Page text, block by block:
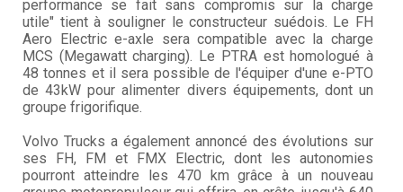
performance se fait sans compromis sur la charge
utile" tient à souligner le constructeur suédois. Le FH
Aero Electric e-axle sera compatible avec la charge
MCS (Megawatt charging). Le PTRA est homologué à
48 tonnes et il sera possible de l'équiper d'une e-PTO
de 43kW pour alimenter divers équipements, dont un
groupe frigorifique.
Volvo Trucks a également annoncé des évolutions sur
ses FH, FM et FMX Electric, dont les autonomies
pourront atteindre les 470 km grâce à un nouveau